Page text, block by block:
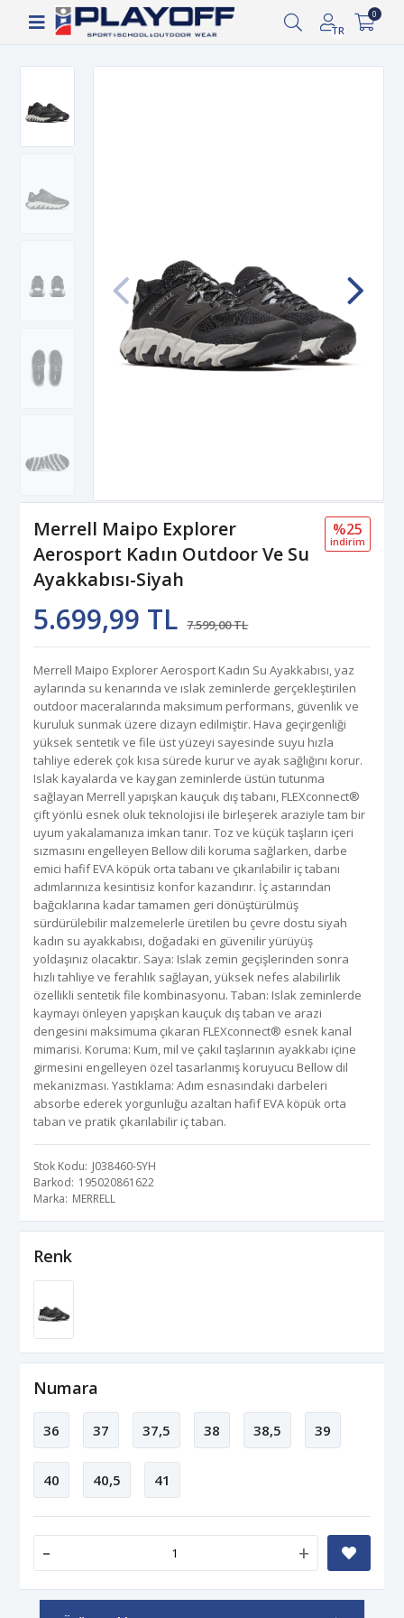
Siparişin 2-8 iş günü arasında kargoya verilecektir.
TR
0
Merrell Maipo Explorer
Aerosport Kadın Outdoor Ve Su
Ayakkabısı-Siyah
5.699,99 TL 7.599,00 TL
%25
i̇ndi̇ri̇m
Merrell Maipo Explorer Aerosport Kadın Su Ayakkabısı, yaz
aylarında su kenarında ve ıslak zeminlerde gerçekleştirilen
outdoor maceralarında maksimum performans, güvenlik ve
kuruluk sunmak üzere dizayn edilmiştir. Hava geçirgenliği
yüksek sentetik ve file üst yüzeyi sayesinde suyu hızla
tahliye ederek çok kısa sürede kurur ve ayak sağlığını korur.
Islak kayalarda ve kaygan zeminlerde üstün tutunma
sağlayan Merrell yapışkan kauçuk dış tabanı, FLEXconnect®
çift yönlü esnek oluk teknolojisi ile birleşerek araziyle tam bir
uyum yakalamanıza imkan tanır. Toz ve küçük taşların içeri
sızmasını engelleyen Bellow dili koruma sağlarken, darbe
emici hafif EVA köpük orta tabanı ve çıkarılabilir iç tabanı
adımlarınıza kesintisiz konfor kazandırır. İç astarından
bağcıklarına kadar tamamen geri dönüştürülmüş
sürdürülebilir malzemelerle üretilen bu çevre dostu siyah
kadın su ayakkabısı, doğadaki en güvenilir yürüyüş
yoldaşınız olacaktır. Saya: Islak zemin geçişlerinden sonra
hızlı tahliye ve ferahlık sağlayan, yüksek nefes alabilirlik
özellikli sentetik file kombinasyonu. Taban: Islak zeminlerde
kaymayı önleyen yapışkan kauçuk dış taban ve arazi
dengesini maksimuma çıkaran FLEXconnect® esnek kanal
mimarisi. Koruma: Kum, mil ve çakıl taşlarının ayakkabı içine
girmesini engelleyen özel tasarlanmış koruyucu Bellow dil
mekanizması. Yastıklama: Adım esnasındaki darbeleri
absorbe ederek yorgunluğu azaltan hafif EVA köpük orta
taban ve pratik çıkarılabilir iç taban.
Stok Kodu J038460-SYH
Barkod 195020861622
Marka MERRELL
Renk
Numara
36 37 37,5 38 38,5 39
40 40,5 41
- +